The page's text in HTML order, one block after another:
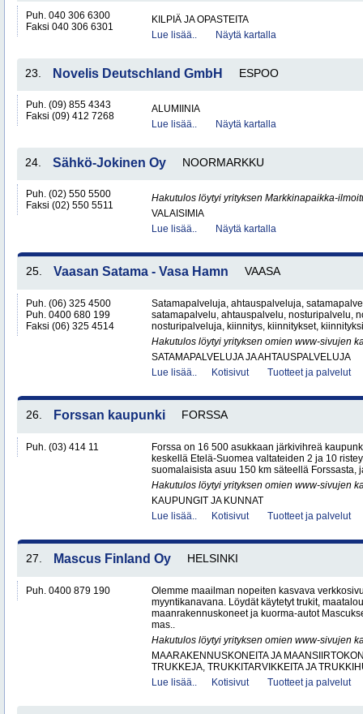
Puh. 040 306 6300
Faksi 040 306 6301
KILPIÄ JA OPASTEITA
Lue lisää..
Näytä kartalla
23. Novelis Deutschland GmbH ESPOO
Puh. (09) 855 4343
Faksi (09) 412 7268
ALUMIINIA
Lue lisää..
Näytä kartalla
24. Sähkö-Jokinen Oy NOORMARKKU
Puh. (02) 550 5500
Faksi (02) 550 5511
Hakutulos löytyi yrityksen Markkinapaikka-
VALAISIMIA
Lue lisää..
Näytä kartalla
25. Vaasan Satama - Vasa Hamn VAASA
Puh. (06) 325 4500
Puh. 0400 680 199
Faksi (06) 325 4514
Satamapalveluja, ahtauspalveluja,
satamapalvelu, ahtauspalvelu, nosturipalvelu,
nosturipalveluja, kiinnitys, kiinnitykset,
Hakutulos löytyi yrityksen omien www-sivujen
SATAMAPALVELUJA JA AHTAUSPALVELUJA
Lue lisää..
Kotisivut Tuotteet ja palvelut
26. Forssan kaupunki FORSSA
Puh. (03) 414 11
Forssa on 16 500 asukkaan järkivihreä
keskellä Etelä-Suomea valtateiden 2 ja 10
suomalaisista asuu 150 km säteellä Forssasta,
Hakutulos löytyi yrityksen omien www-sivujen
KAUPUNGIT JA KUNNAT
Lue lisää..
Kotisivut Tuotteet ja palvelut
27. Mascus Finland Oy HELSINKI
Puh. 0400 879 190
Olemme maailman nopeiten kasvava
myyntikanavana. Löydät käytetyt trukit,
maanrakennuskoneet ja kuorma-autot
mas..
Hakutulos löytyi yrityksen omien www-sivujen
MAARAKENNUSKONEITA JA
TRUKKEJA, TRUKKITARVIKKEITA JA
Lue lisää..
Kotisivut Tuotteet ja palvelut